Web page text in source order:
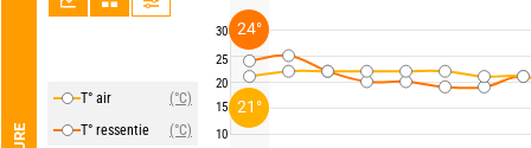
T° air
(°C)
T° ressentie
(°C)
30
25
20
15
10
21°
24°